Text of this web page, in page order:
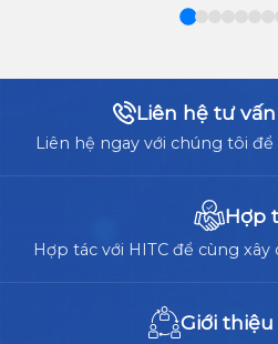
DOANH
NGHIỆP?
cốt
lõi,
doanh
nghiệp
nhắc
giữa
Liên hệ tư
Liên hệ ngay với chúng tôi
Hợp
Hợp tác với HITC để cùng
Giới